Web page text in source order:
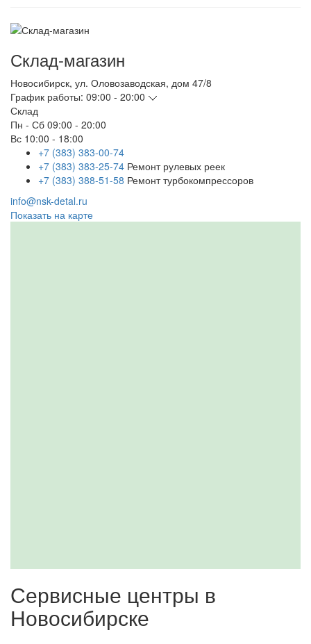
Склад-магазин
Новосибирск, ул. Оловозаводская, дом 47/8
График работы: 09:00 - 20:00
Склад
Пн - Сб 09:00 - 20:00
Вс 10:00 - 18:00
+7 (383) 383-00-74
+7 (383) 383-25-74 Ремонт рулевых реек
+7 (383) 388-51-58 Ремонт турбокомпрессоров
info@nsk-detal.ru
Показать на карте
Сервисные центры в
Новосибирске